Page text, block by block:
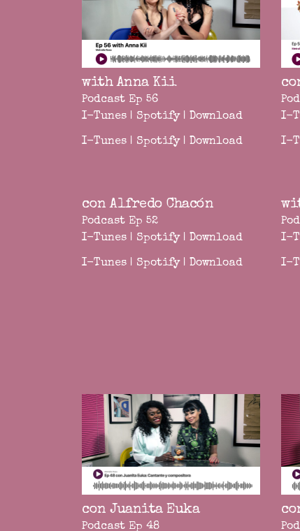
with Anna Kii
Podcast Ep 56
I-Tunes | Spotify| Download
I-Tunes | Spotify| Download
I-
I-
con Alfredo Chacón
Podcast Ep 52
I-Tunes | Spotify| Download
I-Tunes | Spotify| Download
I-
I-
con Juanita Euka
Podcast Ep 48